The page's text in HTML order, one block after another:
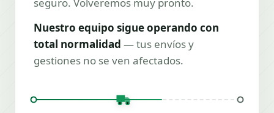
Nuestro equipo sigue operando con
total normalidad — tus envíos y
gestiones no se ven afectados.